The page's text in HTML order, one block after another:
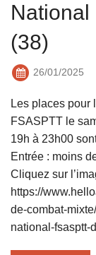
National
(38)
26/01/2025
Les places pour
FSASPTT le
19h à 23h00
Entrée : moins
Cliquez sur
https://
de-combat-
national-fsasptt-